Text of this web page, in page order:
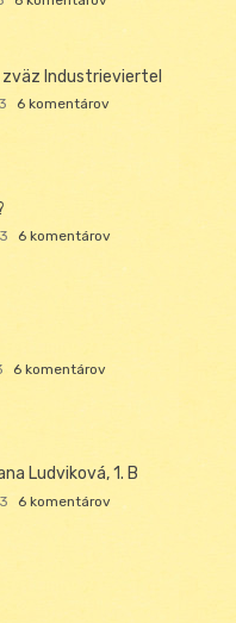
Industrieviertel
6 komentárov
6 komentárov
6 komentárov
Ludviková, 1. B
6 komentárov